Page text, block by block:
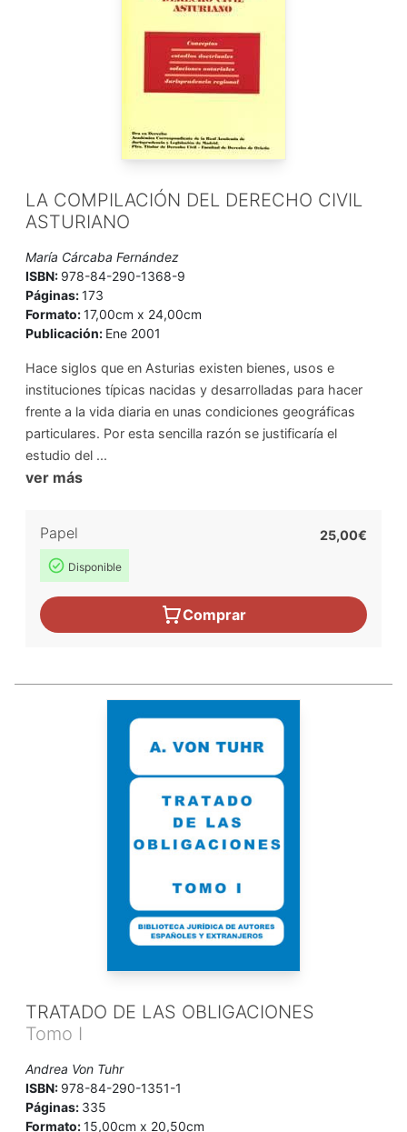
LA COMPILACIÓN DEL DERECHO CIVIL
ASTURIANO
María Cárcaba Fernández
ISBN: 978-84-290-1368-9
Páginas:173
Formato:17,00cm x 24,00cm
Publicación: Ene 2001
Hace siglos que en Asturias existen bienes, usos e
instituciones típicas nacidas y desarrolladas para hacer
frente a la vida diaria en unas condiciones geográficas
particulares. Por esta sencilla razón se justificaría el
estudio del ...
ver más
Papel
Disponible
25,00€
Comprar
TRATADO DE LAS OBLIGACIONES
Tomo I
Andrea Von Tuhr
ISBN: 978-84-290-1351-1
Páginas: 335
Formato:15,00cm x 20,50cm